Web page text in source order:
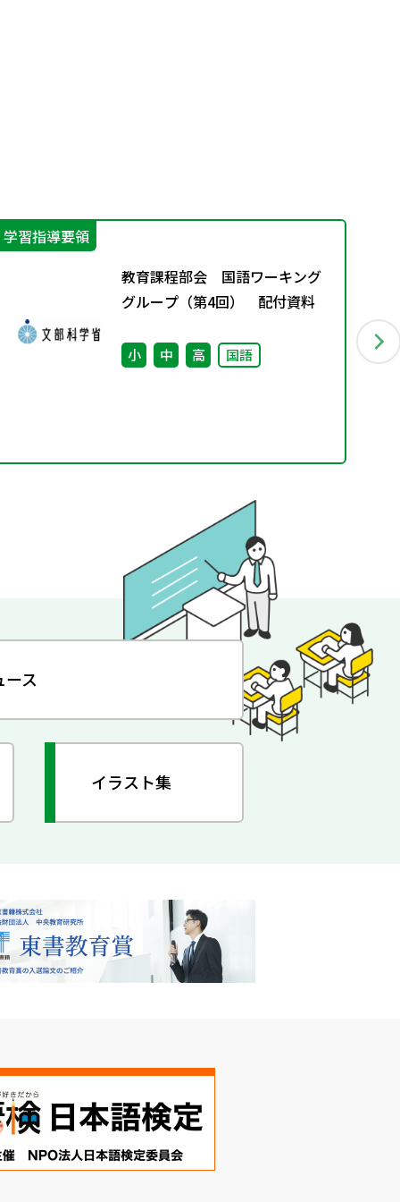
学習指導要領
教育課程部会 国語ワーキング
グループ（第4回） 配付資料
小 中 高 国語
ース
イラスト集